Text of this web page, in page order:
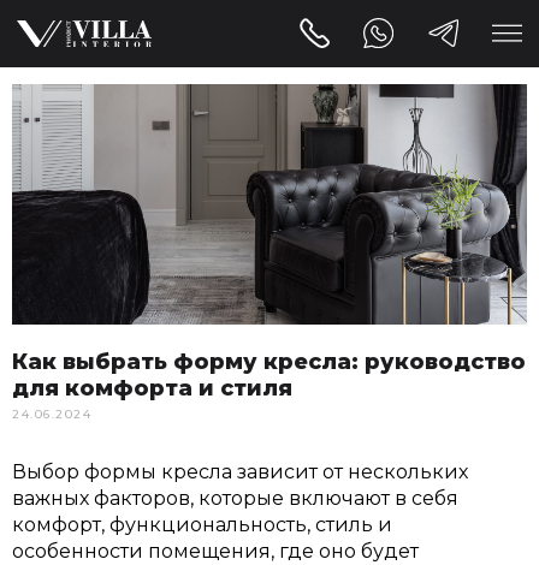
Как выбрать форму кресла: руководство
для комфорта и стиля
24.06.2024
Выбор формы кресла зависит от нескольких
важных факторов, которые включают в себя
комфорт, функциональность, стиль и
особенности помещения, где оно будет